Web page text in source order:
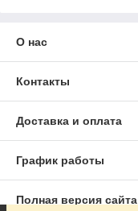
О нас
Контакты
Доставка и оплата
График работы
Полная версия сайта